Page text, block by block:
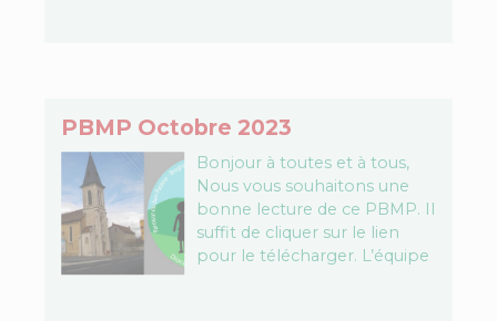
PBMP Octobre 2023
Bonjour à toutes et à tous,
Nous vous souhaitons une
bonne lecture de ce PBMP. Il
suffit de cliquer sur le lien
pour le télécharger. L’équipe